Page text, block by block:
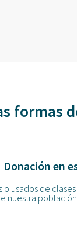
formas
Donación en
usados de
nuestra